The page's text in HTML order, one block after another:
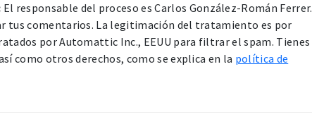
El responsable del proceso es Carlos González-Román Ferrer.
tus comentarios. La legitimación del tratamiento es por
por Automattic Inc., EEUU para filtrar el spam. Tienes
como otros derechos, como se explica en la política de